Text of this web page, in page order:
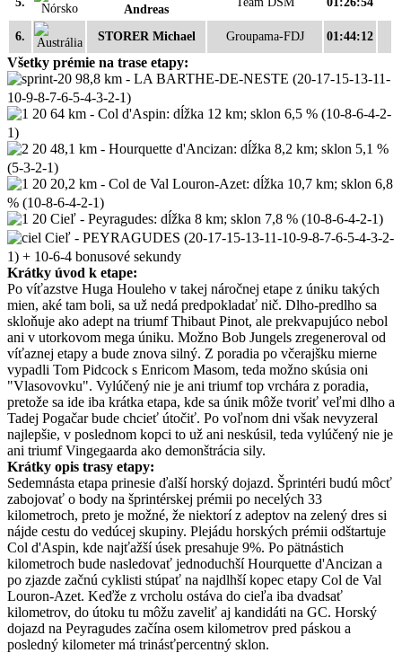
Andreas
6. STORER Michael Groupama-FDJ 01:44:12
Všetky prémie na trase etapy:
98,8 km - LA BARTHE-DE-NESTE (20-17-15-13-11-
10-9-8-7-6-5-4-3-2-1)
64 km - Col d'Aspin: dĺžka 12 km; sklon 6,5 % (10-8-6-4-2-
1)
48,1 km - Hourquette d'Ancizan: dĺžka 8,2 km; sklon 5,1 %
(5-3-2-1)
20,2 km - Col de Val Louron-Azet: dĺžka 10,7 km; sklon 6,8
% (10-8-6-4-2-1)
Cieľ - Peyragudes: dĺžka 8 km; sklon 7,8 % (10-8-6-4-2-1)
Cieľ - PEYRAGUDES (20-17-15-13-11-10-9-8-7-6-5-4-3-2-
1) + 10-6-4 bonusové sekundy
Krátky úvod k etape:
Po víťazstve Huga Houleho v takej náročnej etape z úniku takých
mien, aké tam boli, sa už nedá predpokladať nič. Dlho-predlho sa
skloňuje ako adept na triumf Thibaut Pinot, ale prekvapujúco nebol
ani v utorkovom mega úniku. Možno Bob Jungels zregeneroval od
víťaznej etapy a bude znova silný. Z poradia po včerajšku mierne
vypadli Tom Pidcock s Enricom Masom, teda možno skúsia oni
"Vlasovovku". Vylúčený nie je ani triumf top vrchára z poradia,
pretože sa ide iba krátka etapa, kde sa únik môže tvoriť veľmi dlho a
Tadej Pogačar bude chcieť útočiť. Po voľnom dni však nevyzeral
najlepšie, v poslednom kopci to už ani neskúsil, teda vylúčený nie je
ani triumf Vingegaarda ako demonštrácia sily.
Krátky opis trasy etapy:
Sedemnásta etapa prinesie ďalší horský dojazd. Šprintéri budú môcť
zabojovať o body na šprintérskej prémii po necelých 33
kilometroch, preto je možné, že niektorí z adeptov na zelený dres si
nájde cestu do vedúcej skupiny. Plejádu horských prémii odštartuje
Col d'Aspin, kde najťažší úsek presahuje 9%. Po pätnástich
kilometroch bude nasledovať jednoduchší Hourquette d'Ancizan a
po zjazde začnú cyklisti stúpať na najdlhší kopec etapy Col de Val
Louron-Azet. Keďže z vrcholu ostáva do cieľa iba dvadsať
kilometrov, do útoku tu môžu zaveliť aj kandidáti na GC. Horský
dojazd na Peyragudes začína osem kilometrov pred páskou a
posledný kilometer má trinásťpercentný sklon.